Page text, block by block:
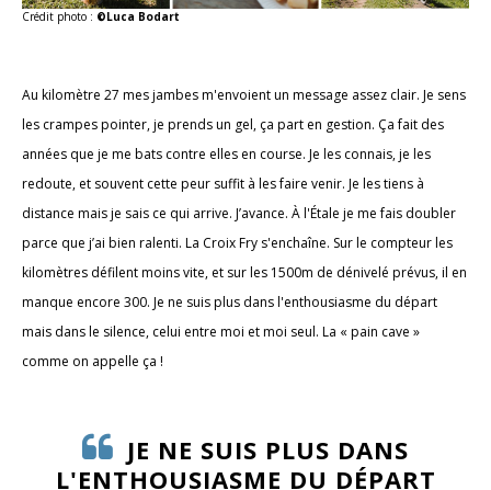
Crédit photo : ©Luca Bodart
Au kilomètre 27 mes jambes m'envoient un message assez clair. Je sens
les crampes pointer, je prends un gel, ça part en gestion. Ça fait des
années que je me bats contre elles en course. Je les connais, je les
redoute, et souvent cette peur suffit à les faire venir. Je les tiens à
distance mais je sais ce qui arrive. J’avance. À l'Étale je me fais doubler
parce que j’ai bien ralenti. La Croix Fry s'enchaîne. Sur le compteur les
kilomètres défilent moins vite, et sur les 1500m de dénivelé prévus, il en
manque encore 300. Je ne suis plus dans l'enthousiasme du départ
mais dans le silence, celui entre moi et moi seul. La « pain cave »
comme on appelle ça !
JE NE SUIS PLUS DANS
L'ENTHOUSIASME DU DÉPART